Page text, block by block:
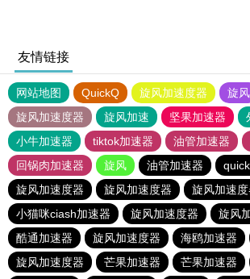
友情链接
网站地图 QuickQ 旋风加速度器 旋风
旋风加速度器
旋风加速 坚果加速器
小牛加速器
tiktok加速器 油管加速器
回锅肉加速器
旋风 油管加速器
旋风加速度器
旋风加速度器
旋风加速度
小猫咪ciash加速器
旋风加速度器
旋风
酷通加速器
旋风加速度器 海鸥加速器
旋风加速度器
芒果加速器 芒果加速器